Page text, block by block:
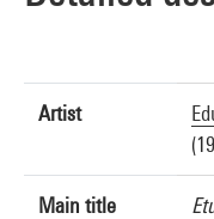
Artist
Main title